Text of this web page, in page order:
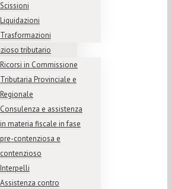
Scissioni
Liquidazioni
Trasformazioni
tributario
Ricorsi in Commissione
Tributaria Provinciale e
Regionale
Consulenza e assistenza
in materia fiscale in fase
pre-contenziosa e
contenzioso
Interpelli
Assistenza contro